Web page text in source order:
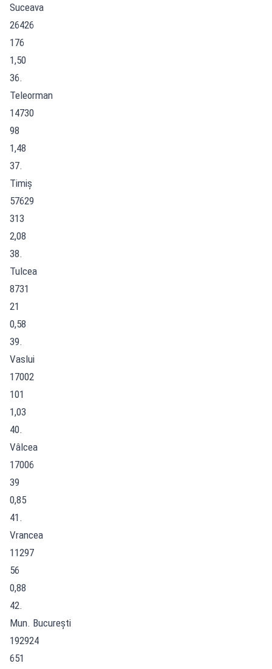
Suceava
26426
176
1,50
36.
Teleorman
14730
98
1,48
37.
Timiș
57629
313
2,08
38.
Tulcea
8731
21
0,58
39.
Vaslui
17002
101
1,03
40.
Vâlcea
17006
39
0,85
41.
Vrancea
11297
56
0,88
42.
Mun. București
192924
651